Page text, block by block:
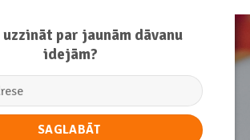
par jaunām dāvanu
idejām?